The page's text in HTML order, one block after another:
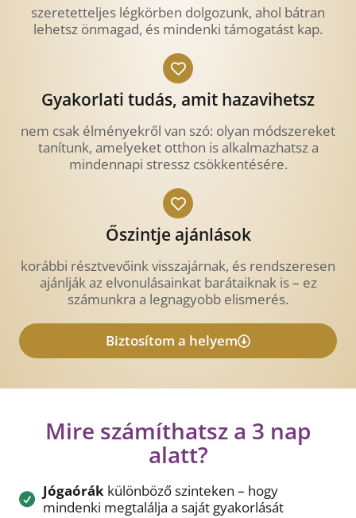
szeretetteljes légkörben dolgozunk, ahol bátran
lehetsz önmagad, és mindenki támogatást kap.
Gyakorlati tudás, amit hazavihetsz
nem csak élményekről van szó: olyan módszereket
tanítunk, amelyeket otthon is alkalmazhatsz a
mindennapi stressz csökkentésére.
Őszintje ajánlások
korábbi résztvevőink visszajárnak, és rendszeresen
ajánlják az elvonulásainkat barátaiknak is – ez
számunkra a legnagyobb elismerés.
Biztosítom a helyem
Mire számíthatsz a 3 nap
alatt?
Jógaórák különböző szinteken – hogy
mindenki megtalálja a saját gyakorlását